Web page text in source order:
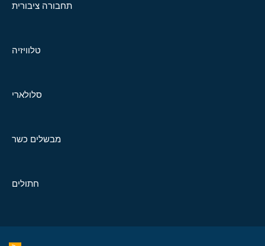
תחבורה ציבורית
טלוויזיה
סלולארי
מבשלים כשר
חתולים